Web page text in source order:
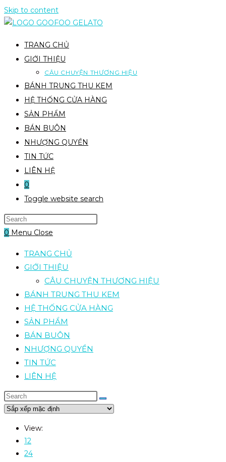
Skip to content
TRANG CHỦ
GIỚI THIỆU
CÂU CHUYỆN THƯƠNG HIỆU
BÁNH TRUNG THU KEM
HỆ THỐNG CỬA HÀNG
SẢN PHẨM
BÁN BUÔN
NHƯỢNG QUYỀN
TIN TỨC
LIÊN HỆ
0
Toggle website search
0 Menu Close
TRANG CHỦ
GIỚI THIỆU
CÂU CHUYỆN THƯƠNG HIỆU
BÁNH TRUNG THU KEM
HỆ THỐNG CỬA HÀNG
SẢN PHẨM
BÁN BUÔN
NHƯỢNG QUYỀN
TIN TỨC
LIÊN HỆ
View:
12
24